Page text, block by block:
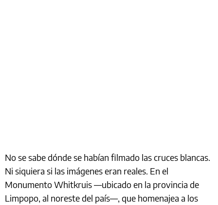
No se sabe dónde se habían filmado las cruces blancas.
Ni siquiera si las imágenes eran reales. En el
Monumento Whitkruis —ubicado en la provincia de
Limpopo, al noreste del país—, que homenajea a los